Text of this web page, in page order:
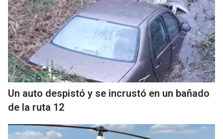
Un auto despistó y se incrustó en un bañado
de la ruta 12